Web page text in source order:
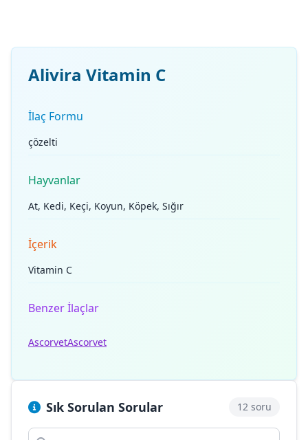
Alivira Vitamin C
İlaç Formu
çözelti
Hayvanlar
At, Kedi, Keçi, Koyun, Köpek, Sığır
İçerik
Vitamin C
Benzer İlaçlar
AscorvetAscorvet
Sık Sorulan Sorular 12 soru